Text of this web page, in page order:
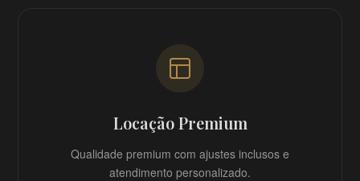
Locação Premium
Qualidade premium com ajustes inclusos e
atendimento personalizado.